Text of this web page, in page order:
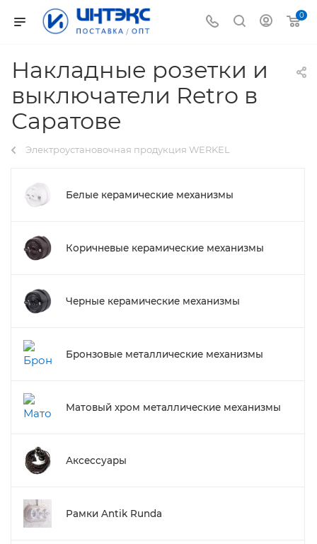
0
Накладные розетки и
выключатели Retro в
Саратове
Электроустановочная продукция WERKEL
Белые керамические механизмы
Коричневые керамические механизмы
Черные керамические механизмы
Бронзовые металлические механизмы
Матовый хром металлические механизмы
Аксессуары
Рамки Antik Runda